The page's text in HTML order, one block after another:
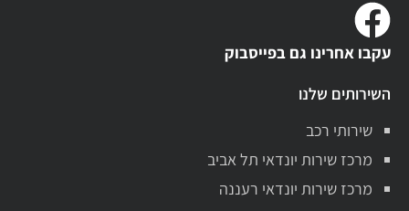
עקבו אחרינו גם בפייסבוק
השירותים שלנו
שירותי רכב
מרכז שירות יונדאי תל אביב
מרכז שירות יונדאי רעננה